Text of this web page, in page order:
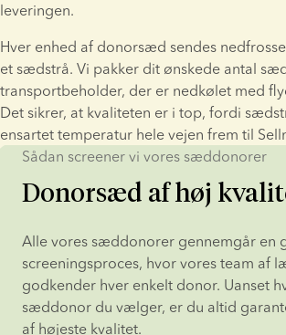
leveringen.
Hver enhed af donorsæd sendes
et sædstrå. Vi pakker dit ønskede antal
transportbeholder, der er nedkølet med
Det sikrer, at kvaliteten er i top, fordi
ensartet temperatur hele vejen frem til
Sådan screener vi vores sæddonorer
Donorsæd af høj
Alle vores sæddonorer gennemgår en
screeningsproces, hvor vores team af
godkender hver enkelt donor. Uanset
sæddonor du vælger, er du altid
af højeste kvalitet.